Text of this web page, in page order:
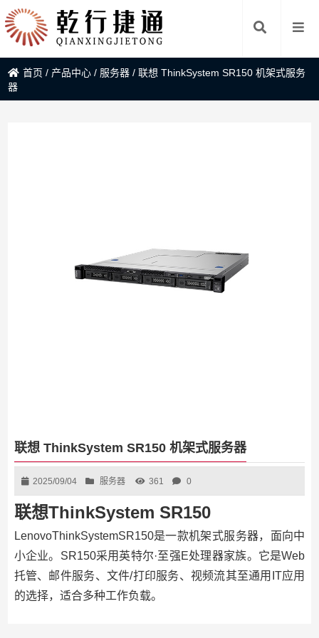
首页 / 产品中心 / 服务器 /联想 ThinkSystem SR150 机架式服务
器
联想 ThinkSystem SR150 机架式服务器
2025/09/04 服务器 361 0
联想ThinkSystem SR150
LenovoThinkSystemSR150是一款机架式服务器，面向中
小企业。SR150采用英特尔·至强E处理器家族。它是Web
托管、邮件服务、文件/打印服务、视频流其至通用IT应用
的选择，适合多种工作负载。